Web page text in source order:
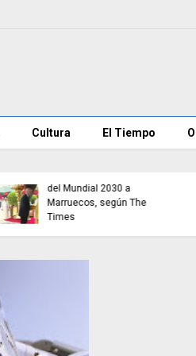
Cultura El Tiempo
Castilla y León, Aragón
Extremadura rechazan
acoger MENAs de